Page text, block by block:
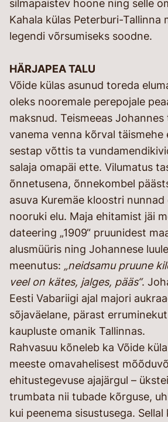
silmapaistev hoone ning selle
Kahala külas Peterburi-Tallinna
legendi võrsumiseks soodne.
HÄRJAPEA TALU
Võide külas asunud toreda
oleks nooremale perepojale
maksnud. Teismeeas Johannes
vanema venna kõrval täismehe
sestap võttis ta
salaja omapäi ette. Vilumatus
õnnetusena, õnnekombel
asuva Kuremäe kloostri
nooruki elu. Maja ehitamist jäi
dateering „1909“ pruunidest
alusmüüris ning Johannese
meenutus: „neidsamu pruune
veel on kätes, jalges, pääs“.
Eesti Vabariigi ajal majori
sõjaväelane, pärast
kaupluste omanik Tallinnas.
Rahvasuu kõneleb ka Võide
meeste omavahelisest
ehitustegevuse ajajärgul –
trumbata nii tubade kõrguse,
kui peenema sisustusega. Sellal